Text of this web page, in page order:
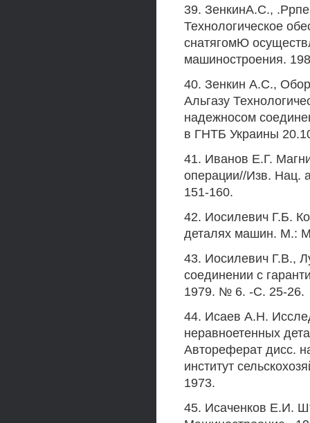
39. ЗенкинА.С.,
Технологическое
снатягомЮ
машиностроения.
40. Зенкин A.C.,
Альгазу
надежносом
в ГНТБ Украины
41. Иванов Е.Г.
операции//Изв. Нац.
151-160.
42. Иосилевич Г.Б.
деталях машин. М.:
43. Иосилевич Г.В.,
соединении с
1979. № 6. -С. 25-26.
44. Исаев А.Н.
неравноетенных
Автореферат дисс.
институт
1973.
45. Исаченков Е.И.